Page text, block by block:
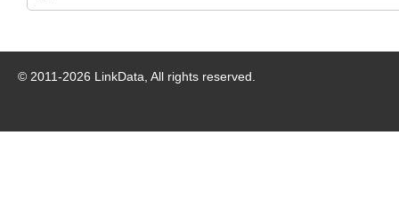
© 2011-2026 LinkData, All rights reserved.